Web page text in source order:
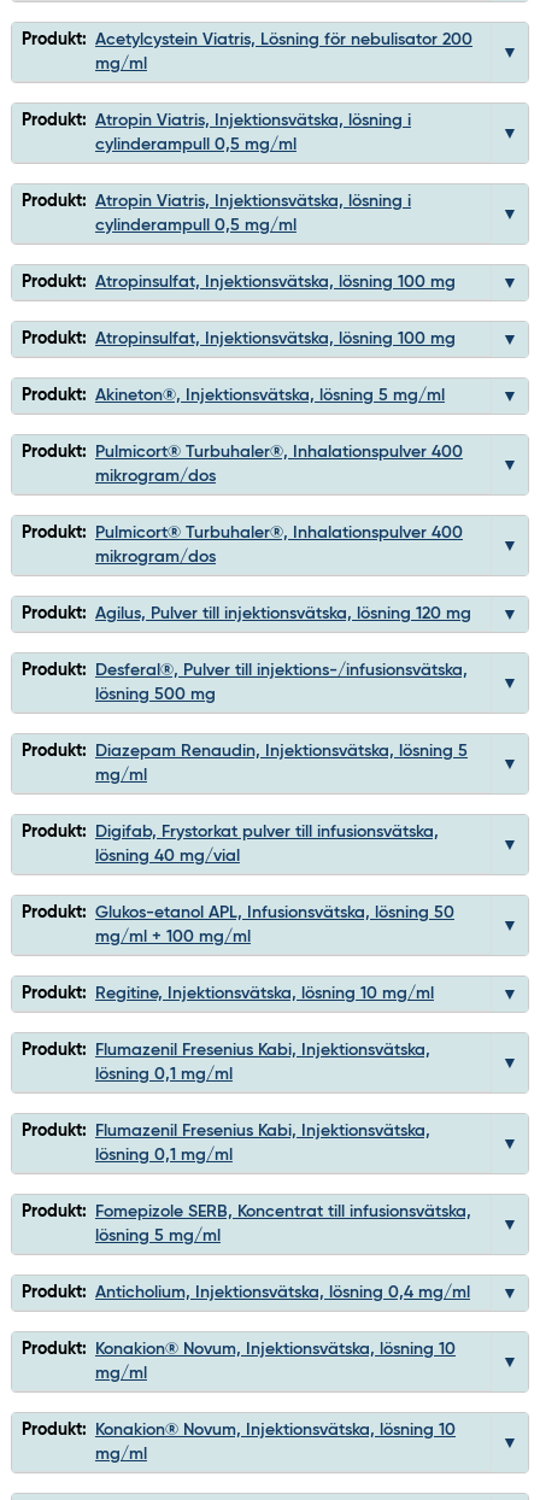
Produkt: Acetylcystein Viatris, Lösning för nebulisator 200
mg/ml
Produkt: Atropin Viatris, Injektionsvätska, lösning i
cylinderampull 0,5 mg/ml
Produkt: Atropin Viatris, Injektionsvätska, lösning i
cylinderampull 0,5 mg/ml
Produkt: Atropinsulfat, Injektionsvätska, lösning 100 mg
Produkt: Atropinsulfat, Injektionsvätska, lösning 100 mg
Produkt: Akineton®, Injektionsvätska, lösning 5 mg/ml
Produkt:
Pulmicort® Turbuhaler®, Inhalationspulver 400
mikrogram/dos
Produkt:
Pulmicort® Turbuhaler®, Inhalationspulver 400
mikrogram/dos
Produkt: Agilus, Pulver till injektionsvätska, lösning 120 mg
Produkt:
Desferal®, Pulver till injektions-/infusionsvätska,
lösning 500 mg
Produkt:
Diazepam Renaudin, Injektionsvätska, lösning 5
mg/ml
Produkt:
Digifab, Frystorkat pulver till infusionsvätska,
lösning 40 mg/vial
Produkt: Glukos-etanol APL, Infusionsvätska, lösning 50
mg/ml + 100 mg/ml
Produkt: Regitine, Injektionsvätska, lösning 10 mg/ml
Produkt:
Flumazenil Fresenius Kabi, Injektionsvätska,
lösning 0,1 mg/ml
Produkt:
Flumazenil Fresenius Kabi, Injektionsvätska,
lösning 0,1 mg/ml
Produkt:
Fomepizole SERB, Koncentrat till infusionsvätska,
lösning 5 mg/ml
Produkt: Anticholium, Injektionsvätska, lösning 0,4 mg/ml
Produkt:
Konakion® Novum, Injektionsvätska, lösning 10
mg/ml
Produkt:
Konakion® Novum, Injektionsvätska, lösning 10
mg/ml